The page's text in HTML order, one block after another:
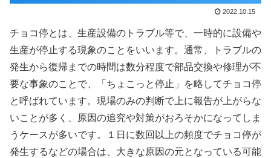
2022.10.15
チョコ停とは、生産設備のトラブル等で、一時的に設備や
生産が停止する現象のことをいいます。通常、トラブルの
発生から復帰までの時間は数分程度で部品交換や修理が不
要な事象のことで、「ちょこっと停止」を略してチョコ停
と呼ばれています。現場のみの判断で上に報告が上がらな
いことが多く、原因の追究や対策がおろそかになってしま
うケースが多いです。１日に数回以上の頻度でチョコ停が
発生するなどの場合は、大きな原因の元となっている可能